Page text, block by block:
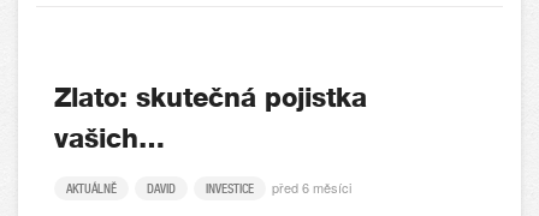
Zlato: skutečná pojistka
vašich…
AKTUÁLNĚ DAVID INVESTICE před 6 měsíci